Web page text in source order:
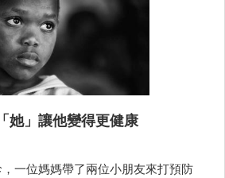
她」讓他變得更健康
一位媽媽帶了兩位小朋友來打預防